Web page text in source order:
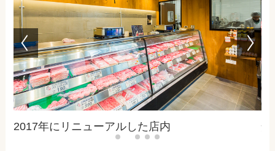
安くておいしい、新鮮なお肉が並びま